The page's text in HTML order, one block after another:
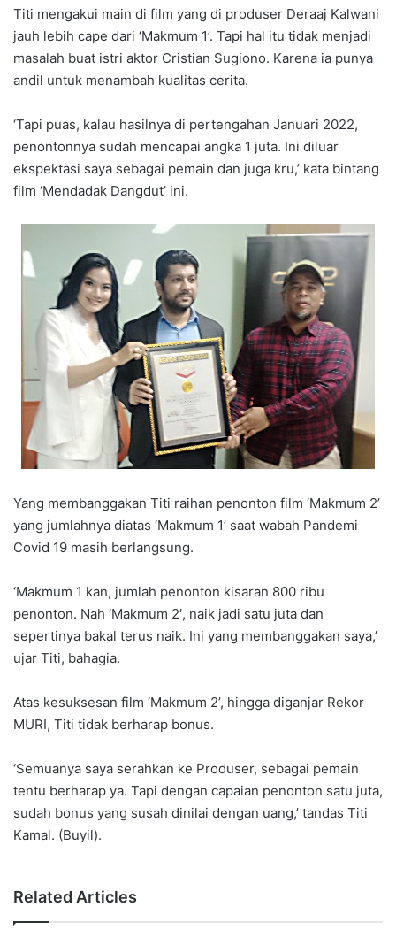
Titi mengakui main di film yang di produser Deraaj Kalwani
jauh lebih cape dari ‘Makmum 1’. Tapi hal itu tidak menjadi
masalah buat istri aktor Cristian Sugiono. Karena ia punya
andil untuk menambah kualitas cerita.
‘Tapi puas, kalau hasilnya di pertengahan Januari 2022,
penontonnya sudah mencapai angka 1 juta. Ini diluar
ekspektasi saya sebagai pemain dan juga kru,’ kata bintang
film ‘Mendadak Dangdut’ ini.
Yang membanggakan Titi raihan penonton film ‘Makmum 2’
yang jumlahnya diatas ‘Makmum 1’ saat wabah Pandemi
Covid 19 masih berlangsung.
‘Makmum 1 kan, jumlah penonton kisaran 800 ribu
penonton. Nah ‘Makmum 2′, naik jadi satu juta dan
sepertinya bakal terus naik. Ini yang membanggakan saya,’
ujar Titi, bahagia.
Atas kesuksesan film ‘Makmum 2’, hingga diganjar Rekor
MURI, Titi tidak berharap bonus.
‘Semuanya saya serahkan ke Produser, sebagai pemain
tentu berharap ya. Tapi dengan capaian penonton satu juta,
sudah bonus yang susah dinilai dengan uang,’ tandas Titi
Kamal. (Buyil).
Related Articles